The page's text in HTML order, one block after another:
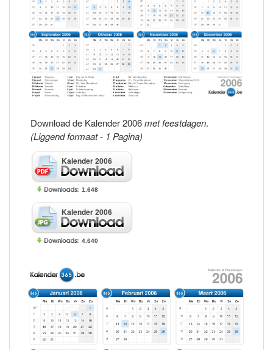
Download de Kalender 2006met feestdagen.
(Liggend formaat - 1 Pagina)
Kalender 2006
1.648
Kalender 2006
4.640